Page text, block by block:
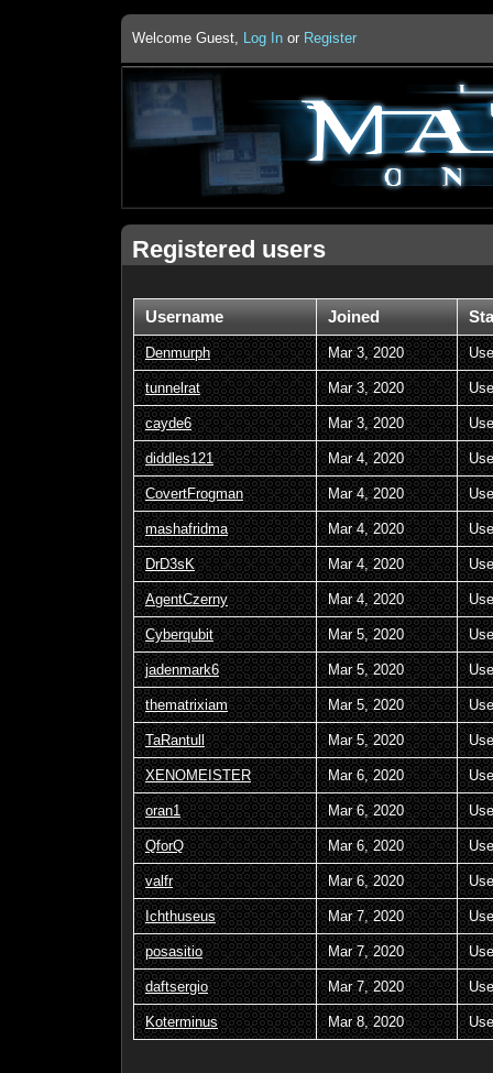
Welcome Guest, Log In or Register
Registered users
Username Joined
Denmurph Mar 3, 2020
tunnelrat Mar 3, 2020
cayde6 Mar 3, 2020
diddles121 Mar 4, 2020
CovertFrogman Mar 4, 2020
mashafridma Mar 4, 2020
DrD3sK Mar 4, 2020
AgentCzerny Mar 4, 2020
Cyberqubit Mar 5, 2020
jadenmark6 Mar 5, 2020
thematrixiam Mar 5, 2020
TaRantull Mar 5, 2020
XENOMEISTER Mar 6, 2020
oran1 Mar 6, 2020
QforQ Mar 6, 2020
valfr Mar 6, 2020
Ichthuseus Mar 7, 2020
posasitio Mar 7, 2020
daftsergio Mar 7, 2020
Koterminus Mar 8, 2020